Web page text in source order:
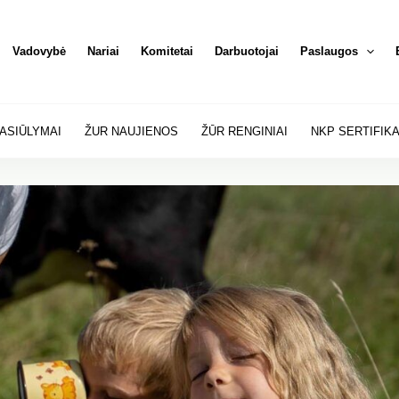
Vadovybė Nariai Komitetai Darbuotojai Paslaugos
ŽUR NAUJIENOS ŽŪR RENGINIAI NKP